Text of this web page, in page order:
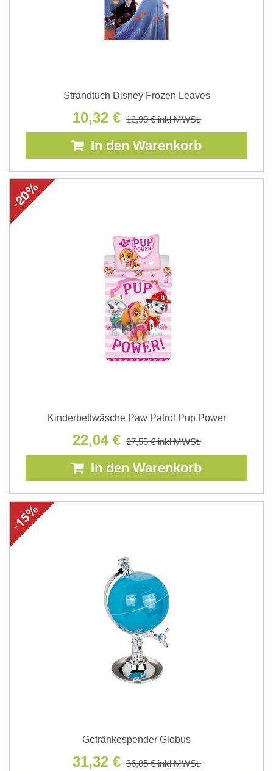
Strandtuch Disney Frozen Leaves
10,32 € 12,90 €inkl MWSt.
In den Warenkorb
Kinderbettwäsche Paw Patrol Pup Power
22,04 € 27,55 €inkl MWSt.
In den Warenkorb
Getränkespender Globus
31,32 € 36,85 €inkl MWSt.